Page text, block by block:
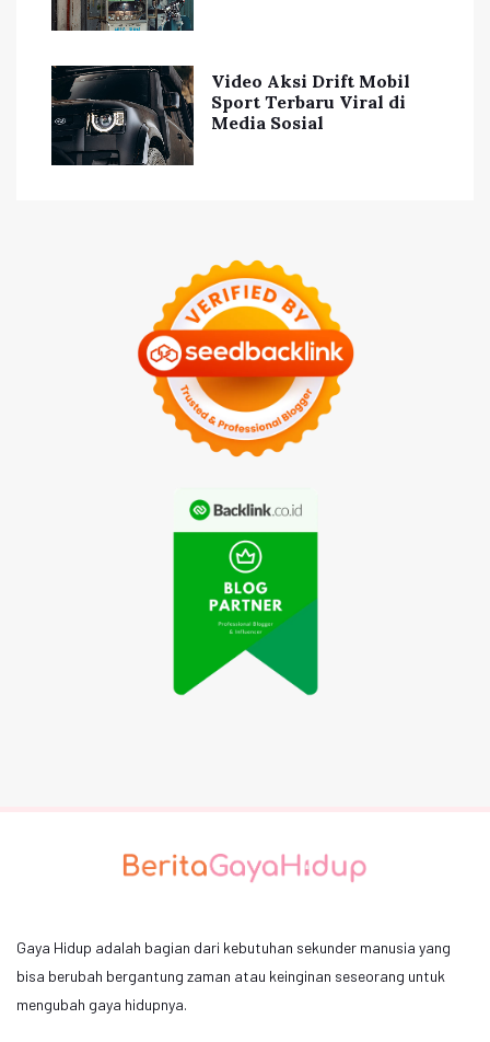
Video Aksi Drift Mobil
Sport Terbaru Viral di
Media Sosial
Gaya Hidup adalah bagian dari kebutuhan sekunder manusia yang
bisa berubah bergantung zaman atau keinginan seseorang untuk
mengubah gaya hidupnya.